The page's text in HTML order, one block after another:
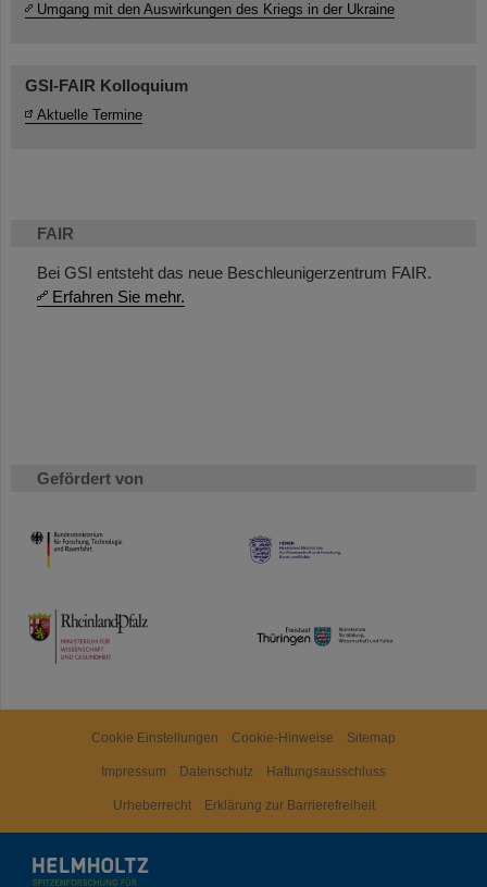
FAIR
Bei GSI entsteht das neue Beschleunigerzentrum FAIR.
Erfahren Sie mehr.
Gefördert von
HMWK
TMWWDG
Umgang mit den Auswirkungen des Kriegs in der Ukraine
GSI-FAIR Kolloquium
Aktuelle Termine
Cookie Einstellungen Cookie-Hinweise Sitemap
Impressum Datenschutz Haftungsausschluss
Urheberrecht Erklärung zur Barrierefreiheit